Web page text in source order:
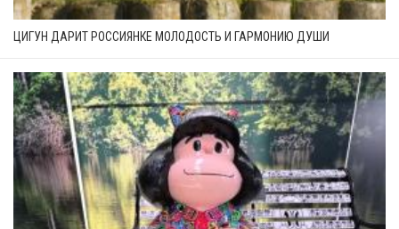
ЦИГУН ДАРИТ РОССИЯНКЕ МОЛОДОСТЬ И ГАРМОНИЮ ДУШИ